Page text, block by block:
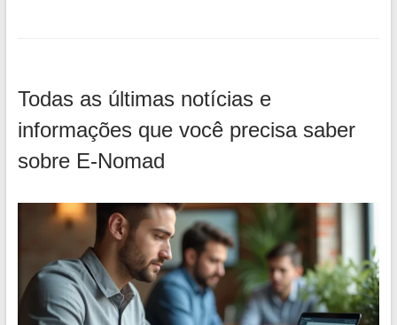
Todas as últimas notícias e
informações que você precisa saber
sobre E-Nomad